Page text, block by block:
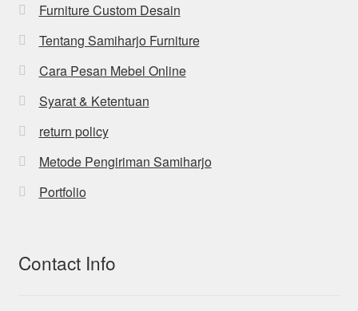
Furniture Custom Desain
Tentang Samiharjo Furniture
Cara Pesan Mebel Online
Syarat & Ketentuan
return policy
Metode Pengiriman Samiharjo
Portfolio
Contact Info